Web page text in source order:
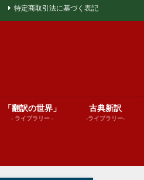
特定商取引法に基づく表記
「翻訳の世界」
- ライブラリー -
古典新訳
-ライブラリー-